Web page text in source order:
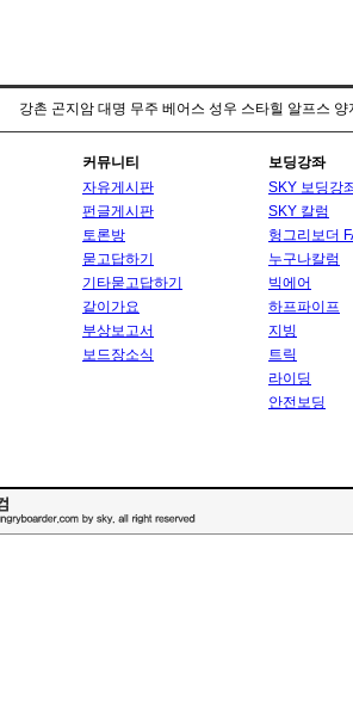
강촌 곤지암 대명 무주 베어스 성우 스타힐 알프스 양
커뮤니티
보딩강좌
자유게시판
SKY 보딩강
펀글게시판
SKY 칼럼
토론방
헝그리보더
묻고답하기
누구나칼럼
기타묻고답하기
빅에어
같이가요
하프파이프
부상보고서
지빙
보드장소식
트릭
라이딩
안전보딩